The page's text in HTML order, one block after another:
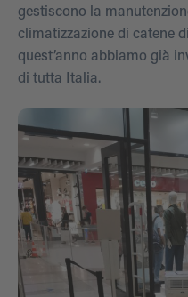
gestiscono la
climatizzazione di catene
quest’anno abbiamo già
di tutta Italia.